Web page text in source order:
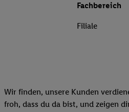
Fachbereich
Filiale
Wir finden, unsere Kunden
froh, dass du da bist, und zeigen